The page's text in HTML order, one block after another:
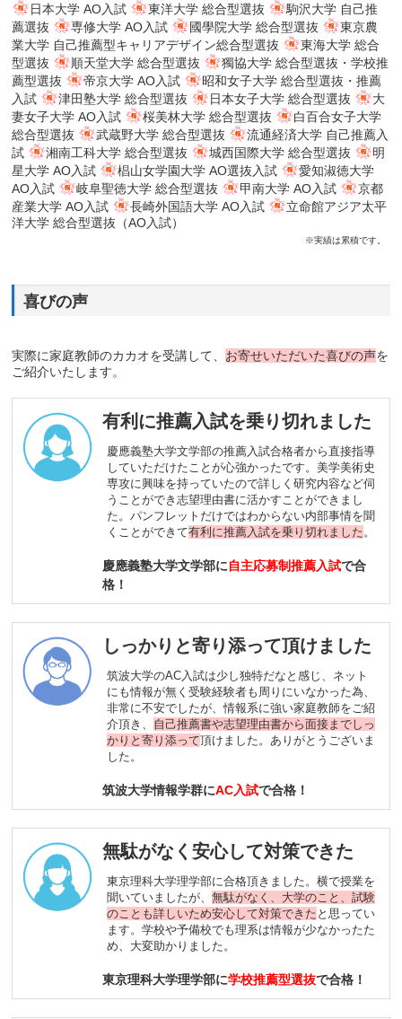
日本大学 AO入試
東洋大学 総合型選抜
駒沢大学 自己推
薦選抜
専修大学 AO入試 國學院大学 総合型選抜
東京農
業大学 自己推薦型キャリアデザイン総合型選抜
東海大学 総合
型選抜
順天堂大学 総合型選抜
獨協大学 総合型選抜・学校推
薦型選抜
帝京大学 AO入試
昭和女子大学 総合型選抜・推薦
入試
津田塾大学 総合型選抜 日本女子大学 総合型選抜
大
妻女子大学 AO入試
桜美林大学 総合型選抜
白百合女子大学
総合型選抜
武蔵野大学 総合型選抜
流通経済大学 自己推薦入
試
湘南工科大学 総合型選抜 城西国際大学 総合型選抜
明
星大学 AO入試
椙山女学園大学 AO選抜入試
愛知淑徳大学
AO入試
岐阜聖徳大学 総合型選抜 甲南大学 AO入試
京都
産業大学 AO入試
長崎外国語大学 AO入試
立命館アジア太平
洋大学 総合型選抜（AO入試）
※実績は累積です。
喜びの声
実際に家庭教師のカカオを受講して、 お寄せいただいた喜びの声を
ご紹介いたします。
有利に推薦入試を乗り切れました
慶應義塾大学文学部の推薦入試合格者から直接指導
していただけたことが心強かったです。美学美術史
専攻に興味を持っていたので詳しく研究内容など伺
うことができ志望理由書に活かすことができまし
た。パンフレットだけではわからない内部事情を聞
くことができて有利に推薦入試を乗り切れました 。
慶應義塾大学文学部に自主応募制推薦入試で合
格！
しっかりと寄り添って頂けました
筑波大学のAC入試は少し独特だなと感じ、ネット
にも情報が無く受験経験者も周りにいなかった為、
非常に不安でしたが、情報系に強い家庭教師をご紹
介頂き、 自己推薦書や志望理由書から面接までしっ
かりと寄り添って頂けました。ありがとうございま
した。
筑波大学情報学群にAC入試で合格！
無駄がなく安心して対策できた
東京理科大学理学部に合格頂きました。横で授業を
聞いていましたが、無駄がなく、大学のこと、試験
のことも詳しいため安心して対策できた と思ってい
ます。学校や予備校でも理系は情報が少なかったた
め、大変助かりました。
東京理科大学理学部に学校推薦型選抜で合格！